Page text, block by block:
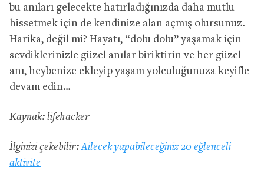
bu anıları gelecekte hatırladığınızda daha mutlu
hissetmek için de kendinize alan açmış olursunuz.
Harika, değil mi? Hayatı, “dolu dolu” yaşamak için
sevdiklerinizle güzel anılar biriktirin ve her güzel
anı, heybenize ekleyip yaşam yolculuğunuza keyifle
devam edin…
Kaynak: lifehacker
İlginizi çekebilir:Ailecek yapabileceğiniz 20 eğlenceli
aktivite